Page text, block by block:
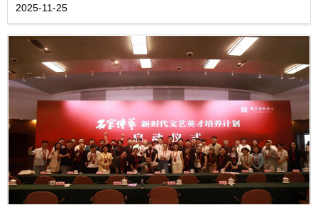
2025-11-25